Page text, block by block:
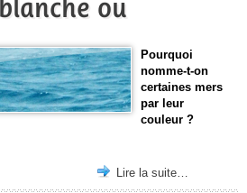
ou
Pourquoi
nomme-t-on
certaines mers
par leur
couleur ?
Lire la suite…